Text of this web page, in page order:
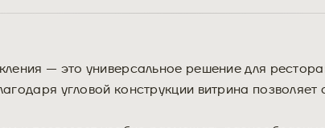
— это универсальное решение для
угловой конструкции витрина